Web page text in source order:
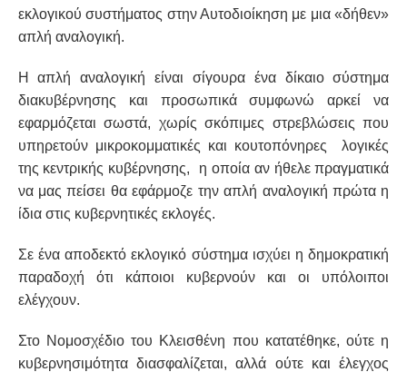
εκλογικού συστήματος στην Αυτοδιοίκηση με μια «δήθεν»
απλή αναλογική.
Η απλή αναλογική είναι σίγουρα ένα δίκαιο σύστημα
διακυβέρνησης και προσωπικά συμφωνώ αρκεί να
εφαρμόζεται σωστά, χωρίς σκόπιμες στρεβλώσεις που
υπηρετούν μικροκομματικές και κουτοπόνηρες λογικές
της κεντρικής κυβέρνησης, η οποία αν ήθελε πραγματικά
να μας πείσει θα εφάρμοζε την απλή αναλογική πρώτα η
ίδια στις κυβερνητικές εκλογές.
Σε ένα αποδεκτό εκλογικό σύστημα ισχύει η δημοκρατική
παραδοχή ότι κάποιοι κυβερνούν και οι υπόλοιποι
ελέγχουν.
Στο Νομοσχέδιο του Κλεισθένη που κατατέθηκε, ούτε η
κυβερνησιμότητα διασφαλίζεται, αλλά ούτε και έλεγχος